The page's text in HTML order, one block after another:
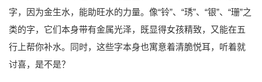
字，因为金生水，能助旺水的力量。像“铃”、“琇”、“银”、“珊”之
类的字，它们本身带有金属光泽，既显得女孩精致，又能在五
行上帮你补水。同时，这些字本身也寓意着清脆悦耳，听着就
讨喜，是不是？